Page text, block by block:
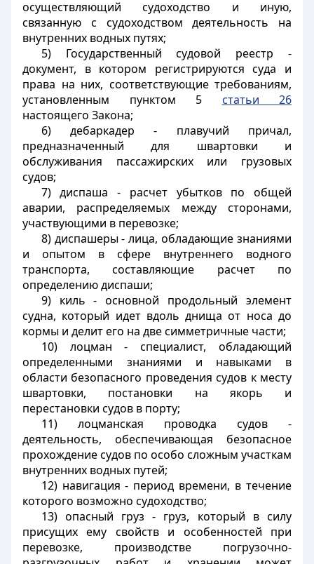
осуществляющий судоходство и иную,
связанную с судоходством деятельность на
внутренних водных путях;
5) Государственный судовой реестр-
документ, в котором регистрируются суда и
права на них, соответствующие требованиям,
установленным пунктом 5 статьи 26
настоящего Закона;
6) дебаркадер - плавучий причал,
предназначенный для швартовки и
обслуживания пассажирских или грузовых
судов;
7)диспаша - расчет убытков по общей
аварии, распределяемых между сторонами,
участвующими в перевозке;
8) диспашеры- лица, обладающие знаниями
и опытом в сфере внутреннего водного
транспорта, составляющие расчет по
определению диспаши;
9) киль - основной продольный элемент
судна, который идет вдоль днища от носа до
кормы и делит его на две симметричные части;
10) лоцман - специалист, обладающий
определенными знаниями и навыками в
области безопасного проведения судов к месту
швартовки, постановки на якорь и
перестановки судов в порту;
11) лоцманская проводка судов-
деятельность, обеспечивающая безопасное
прохождение судов по особо сложным участкам
внутренних водных путей;
12) навигация - период времени, в течение
которого возможно судоходство;
13) опасный груз - груз, который в силу
присущих ему свойств и особенностей при
перевозке, производстве погрузочно-